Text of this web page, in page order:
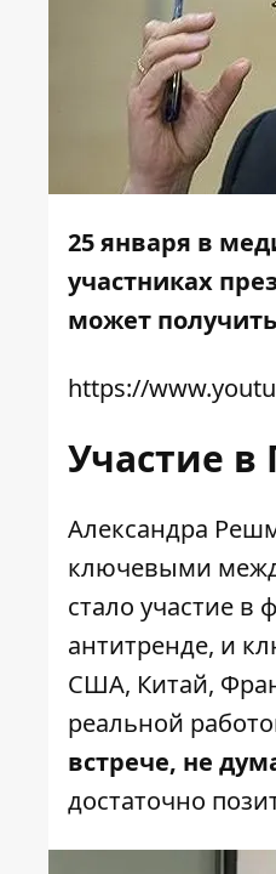
25 января в
участниках
может
https://
Участие в
Александра
ключевыми
стало участие в
антитренде, и
США, Китай,
реальной
встрече, не
достаточно